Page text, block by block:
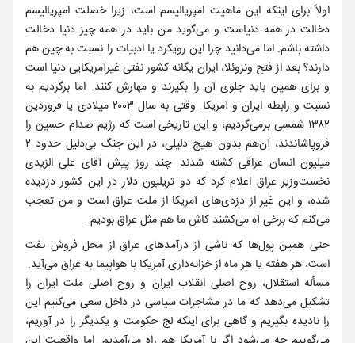
اولاً برای اینکه این ماهیت امپریالیسم است، زیرا خصلت امپریالیسم
دخالت در همه دنیاست و می‌گوید من باید در همه چیز دنیا دخالت
داشته باشم. اما می‌دانید چرا این رویکرد یا ادبیات را نسبت به چین هم
دارند؟ بعد از فتح ونزوئلا، ایران یگانه کشور نفتی غیرآمریکایی دنیا است
و برای همین باید جلوی آن را بگیرند و مهارش کنند. اما برگردیم به
نسبت و رابطه ایران و آمریکا. وقتی به سال ۲۰۰۳ میلادی یا فروردین
۱۳۸۲ شمسی برمی‌گردیم، و این تاریخی است که رژیم صدام حسین را
فروپاشاندند، آن‌هم بدون هیچ دلیلی، در این جنگ بی‌دلیل حدود ۲
میلیون انسان عراقی کشته شدند. چند روز پیش آقای علی الزیدی
نخست‌وزیر عراق اعلام کرد که دو تریلیون دلار در این کشور دزدیده
شده، و این غیر از دزدی‌های آمریکا از ملت عراق است و من تعجب
می‌کنم که برخی آه می‌کشند کاش ما هم مثل عراق بودیم.
حتی همین پول‌ها که ناشی از درآمدهای عراق از محل فروش نفت
است، هر هفته یا هر ماه از خزانه‌داری آمریکا با هواپیما به عراق می‌آید.
مسأله استقلال، روح اصلی انقلاب ایران و روح اصلی ملت ایران را
تشکیل می‌دهد که ما در مشاجرات سیاسی در داخل سعی می‌کنیم این
را نادیده بگیریم و گاهی برای اینکه لج حکومت و یکدیگر را در آوریم،